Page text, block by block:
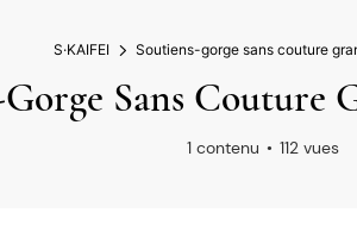
S·KAIFEI Soutiens-gorge sans couture
Sans Couture
1 contenu 112 vues